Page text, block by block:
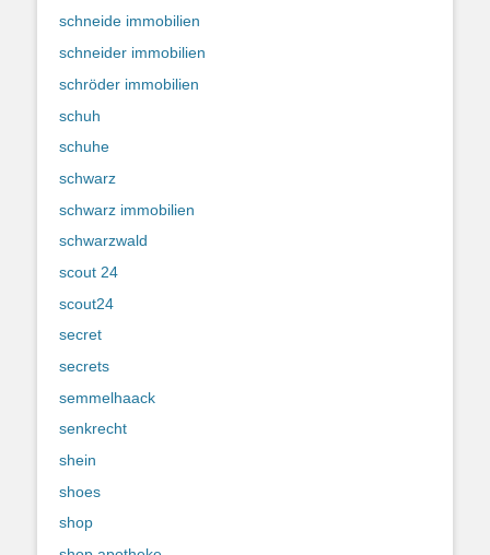
schneide immobilien
schneider immobilien
schröder immobilien
schuh
schuhe
schwarz
schwarz immobilien
schwarzwald
scout 24
scout24
secret
secrets
semmelhaack
senkrecht
shein
shoes
shop